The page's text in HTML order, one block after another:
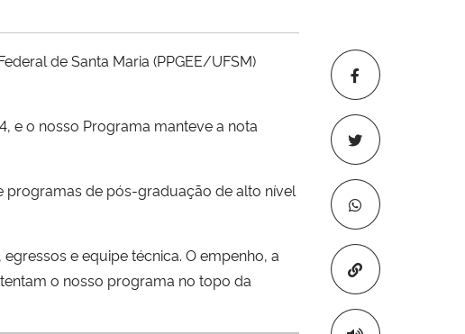
Copiar para
de Santa Maria (PPGEE/UFSM)
e o nosso Programa manteve a nota
programas de pós-graduação de alto nível
e equipe técnica. O empenho, a
o nosso programa no topo da